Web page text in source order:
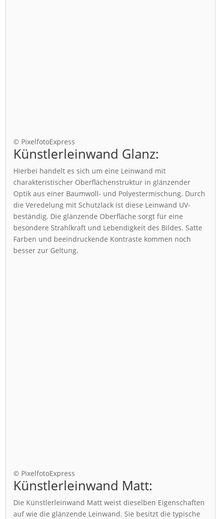
© PixelfotoExpress
Künstlerleinwand Glanz:
Hierbei handelt es sich um eine Leinwand mit
charakteristischer Oberflächenstruktur in glänzender
Optik aus einer Baumwoll- und Polyestermischung. Durch
die Veredelung mit Schutzlack ist diese Leinwand UV-
beständig. Die glänzende Oberfläche sorgt für eine
besondere Strahlkraft und Lebendigkeit des Bildes. Satte
Farben und beeindruckende Kontraste kommen noch
besser zur Geltung.
© PixelfotoExpress
Künstlerleinwand Matt:
Die Künstlerleinwand Matt weist dieselben Eigenschaften
auf wie die glänzende Leinwand. Sie besitzt die typische